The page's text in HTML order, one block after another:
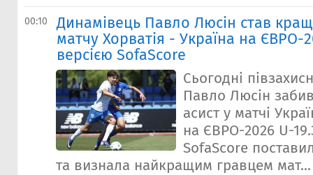
00:10
Динамівець Павло Люсін став
матчу Хорватія - Україна на ЄВРО-
версією SofaScore
Сьогодні
Павло Люсін
асист у матчі
на ЄВРО-2026 U-
SofaScore
та визнала найкращим гравцем мат...